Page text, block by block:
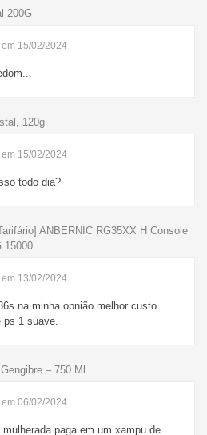
200G
em 15/02/2024
120g
em 15/02/2024
todo dia?
ANBERNIC RG35XX H Console
em 13/02/2024
na minha opnião melhor custo
1 suave.
– 750 Ml
em 06/02/2024
paga em um xampu de